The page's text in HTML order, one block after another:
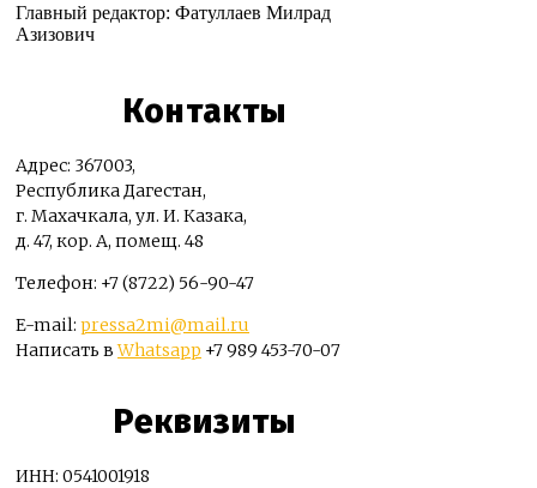
Главный редактор: Фатуллаев Милрад
Азизович
Контакты
Адрес: 367003,
Республика Дагестан,
г. Махачкала, ул. И. Казака,
д. 47, кор. А, помещ. 48
Телефон: +7 (8722) 56-90-47
E-mail: pressa2mi@mail.ru
Написать вWhatsapp +7 989 453-70-07
Реквизиты
ИНН: 0541001918